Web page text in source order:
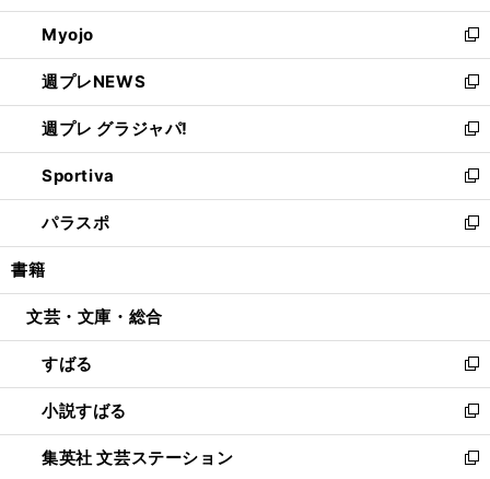
開
く
ウ
で
開
く
ン
ド
ウ
で
開
く
ウ
ィ
ン
ド
ウ
で
開
く
Myojo
新
し
い
ウ
ィ
ン
ド
ウ
で
開
週プレNEWS
新
し
い
ウ
ィ
ン
ド
ウ
開
週プレ グラジャパ!
新
し
い
ウ
ィ
ン
ウ
開
く
Sportiva
新
し
い
ウ
ン
ウ
で
開
く
パラスポ
新
し
ウ
ン
ド
ウ
で
開
く
書籍
文芸・文庫・総合
すばる
新
し
い
ウ
ィ
小説すばる
新
し
い
集英社 文芸ステーション
新